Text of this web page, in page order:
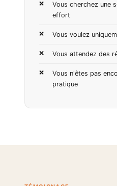
Vous cherchez une
effort
Vous voulez
Vous attendez des
Vous n'êtes pas
pratique